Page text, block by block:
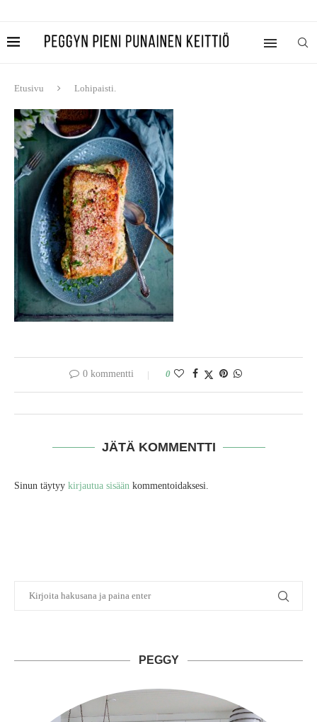
Etusivu Lohipaisti.
0 kommentti 0
JÄTÄ KOMMENTTI
Sinun täytyy kirjautua sisään kommentoidaksesi.
PEGGY